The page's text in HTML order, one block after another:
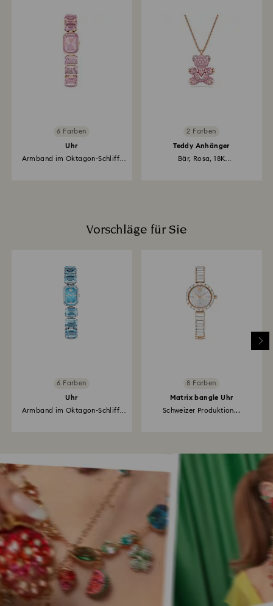
6 Farben
Uhr
Armband im Oktagon-Schliff,
2 Farben
Teddy Anhänger
Bär, Rosa, 18K
Vorschläge für Sie
6 Farben
Uhr
Armband im Oktagon-Schliff,
8 Farben
Matrix bangle Uhr
Schweizer Produktion...